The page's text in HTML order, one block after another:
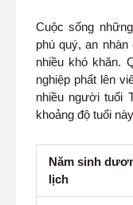
Cuộc sống
phú quý, an
nhiều khó khăn.
nghiệp phất lên
nhiều người tuổi
khoảng độ tuổi
Năm sinh
lịch